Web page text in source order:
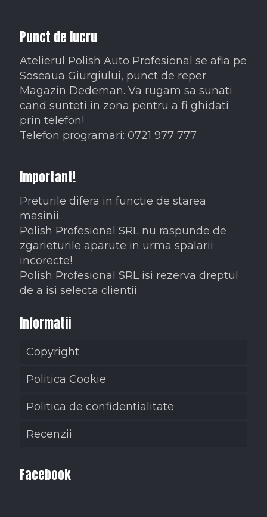
Punct de lucru
Atelierul Polish Auto Profesional se afla pe
Soseaua Giurgiului, punct de reper
Magazin Dedeman. Va rugam sa sunati
cand sunteti in zona pentru a fi ghidati
prin telefon!
Telefon programari: 0721 977 777
Important!
Preturile difera in functie de starea
masinii.
Polish Profesional SRL nu raspunde de
zgarieturile aparute in urma spalarii
incorecte!
Polish Profesional SRL isi rezerva dreptul
de a isi selecta clientii.
Informatii
Copyright
Politica Cookie
Politica de confidentialitate
Recenzii
Facebook